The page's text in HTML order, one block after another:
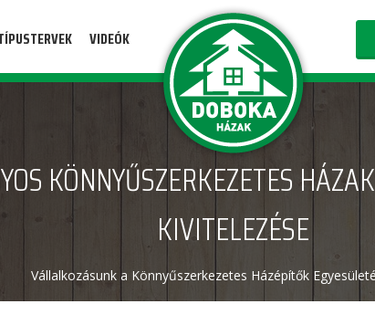
VIDEÓK
KÖNNYŰSZERKEZETES
KIVITELEZÉSE
Vállalkozásunk a Könnyűszerkezetes Házépítők